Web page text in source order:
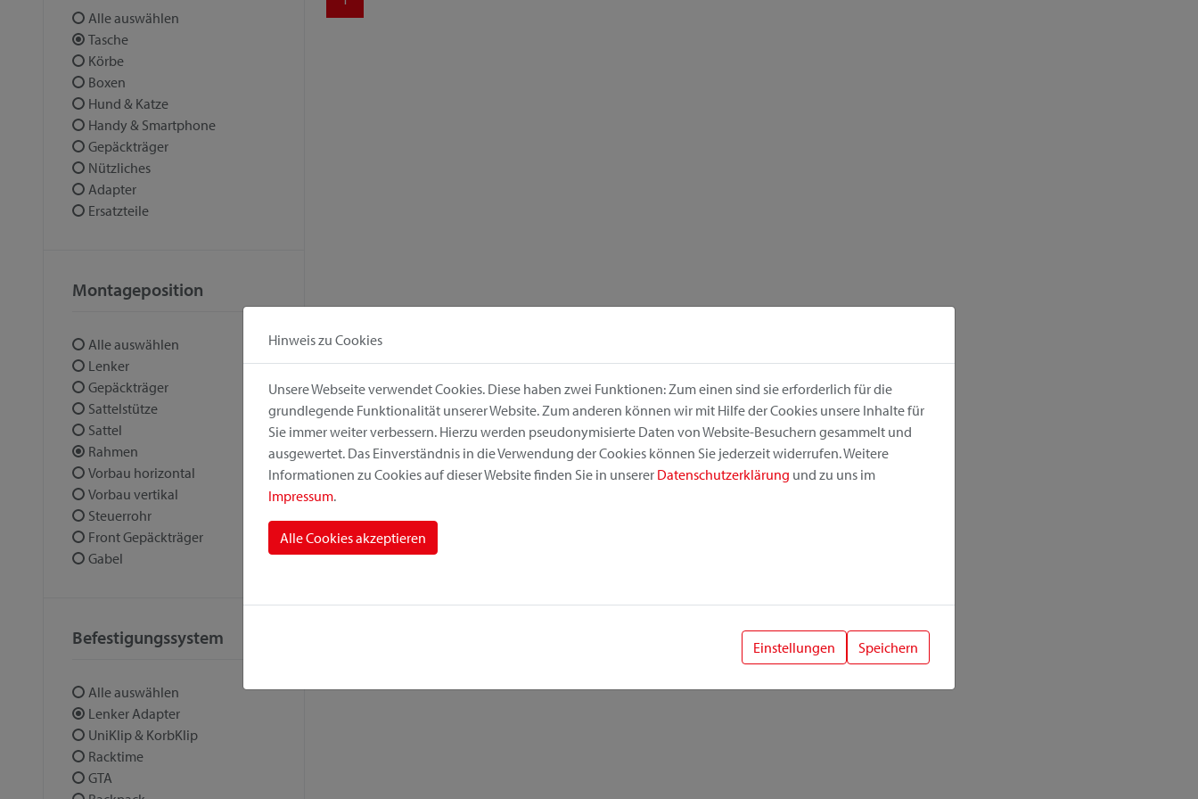
Alle auswählen
Tasche
Körbe
Boxen
Hund & Katze
Handy & Smartphone
Gepäckträger
Nützliches
Adapter
Ersatzteile
Montageposition
Alle auswählen
Lenker
Gepäckträger
Sattelstütze
Sattel
Rahmen
Vorbau horizontal
Vorbau vertikal
Steuerrohr
Front Gepäckträger
Gabel
Befestigungssystem
Alle auswählen
Lenker Adapter
UniKlip & KorbKlip
Racktime
GTA
Hinweis zu Cookies
Unsere Webseite verwendet Cookies. Diese haben zwei Funktionen: Zum einen sind sie erforderlich für die
grundlegende Funktionalität unserer Website. Zum anderen können wir mit Hilfe der Cookies unsere Inhalte für
Sie immer weiter verbessern. Hierzu werden pseudonymisierte Daten von Website-Besuchern gesammelt und
ausgewertet. Das Einverständnis in die Verwendung der Cookies können Sie jederzeit widerrufen. Weitere
Informationen zu Cookies auf dieser Website finden Sie in unserer Datenschutzerklärung und zu uns im
Impressum.
Alle Cookies akzeptieren
Einstellungen Speichern